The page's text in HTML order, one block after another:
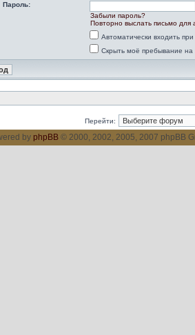
Пароль:
Забыли пароль?
Повторно выслать письмо для
Автоматически входить
Скрыть моё пребывание на
Перейти:
by phpBB © 2000, 2002, 2005, 2007 phpBB